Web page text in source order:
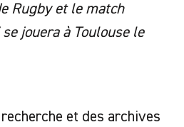
Rugby et le match
jouera à Toulouse le
et des archives